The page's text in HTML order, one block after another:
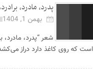
پدرد، مادرد،
بهمن 1, 1404
شعر “پدرد،
که روی کاغذ دارد دراز